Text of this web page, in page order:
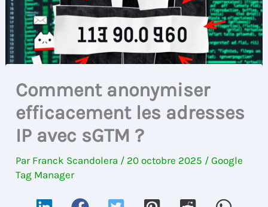
Comment anonymiser
efficacement les adresses
IP avec sGTM ?
Par Franck Scandolera / 20 octobre 2025 /Google
Tag Manager